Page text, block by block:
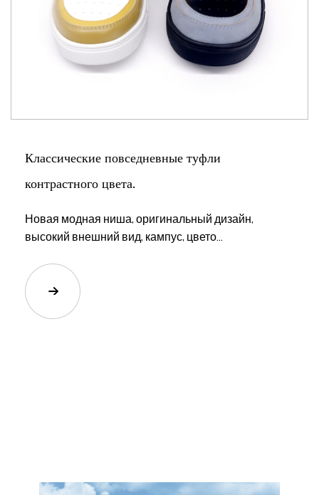
Классические повседневные туфли
контрастного цвета.
Новая модная ниша, оригинальный дизайн,
высокий внешний вид, кампус, цвето...